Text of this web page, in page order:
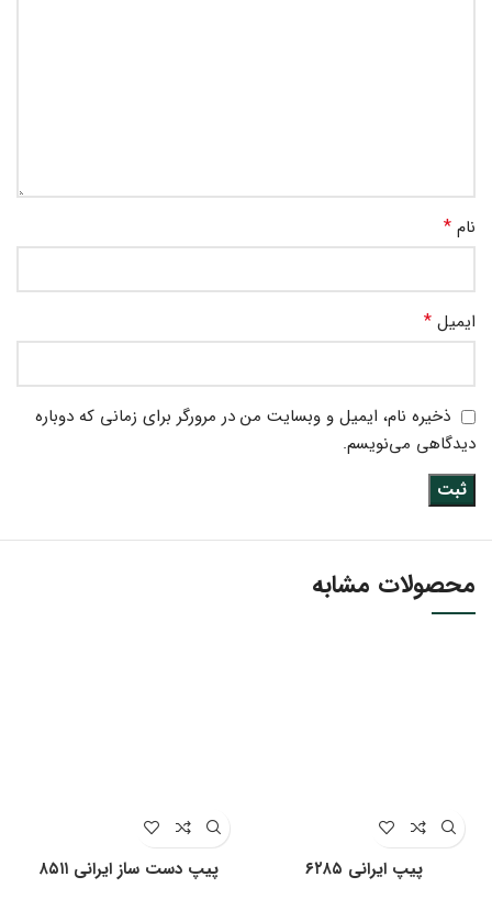
نام *
ایمیل *
ذخیره نام، ایمیل و وبسایت من در مرورگر برای زمانی که دوباره
دیدگاهی می‌نویسم.
محصولات مشابه
پیپ ایرانی ۶۲۸۵
پیپ دست ساز ایرانی ۸۵۱۱